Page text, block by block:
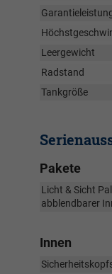
Leergewicht
Radstand
Tankgröße
Pakete
Licht & Sicht
abblendbarer
Innen